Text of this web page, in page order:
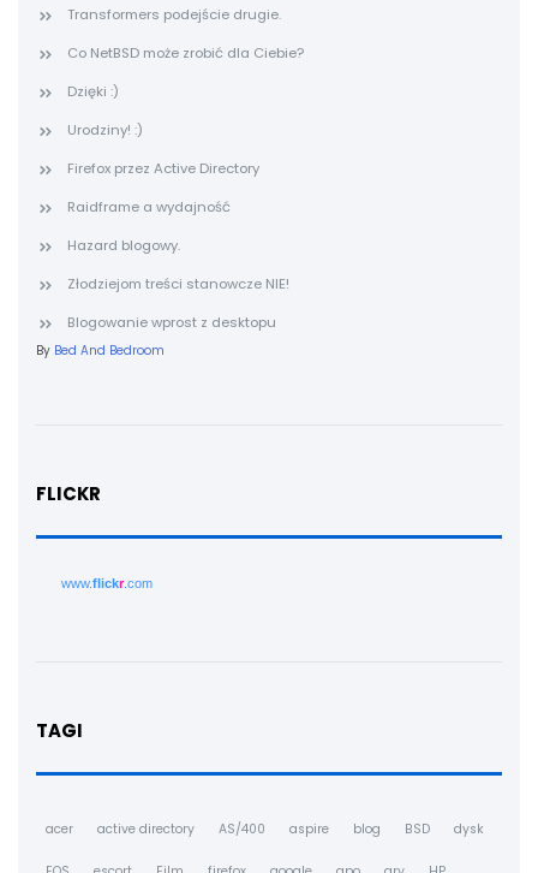
Transformers podejście drugie.
Co NetBSD może zrobić dla Ciebie?
Dzięki :)
Urodziny! :)
Firefox przez Active Directory
Raidframe a wydajność
Hazard blogowy.
Złodziejom treści stanowcze NIE!
Blogowanie wprost z desktopu
By Bed And Bedroom
FLICKR
www.flickr.com
TAGI
acer active directory AS/400 aspire blog BSD dysk